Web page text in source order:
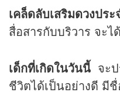
เคล็ดลับเสริมดวงประ
สื่อสารกับบริวาร จะ
เด็กที่เกิดในวันนี้ จะ
ชีวิตได้เป็นอย่างดี มี